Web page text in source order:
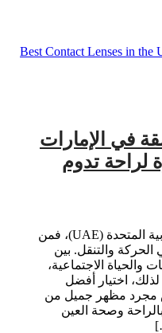
في الإمارات
لراحة تدوم
إذا كنت تعيش في الإمارات العربية المتحدة (UAE)، فمن
والتنقل. بين
والحياة الاجتماعية،
اختيار أفضل
مجرد مظهر جميل من
وصحة العين